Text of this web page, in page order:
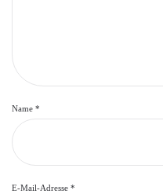
Name *
E-Mail-Adresse *